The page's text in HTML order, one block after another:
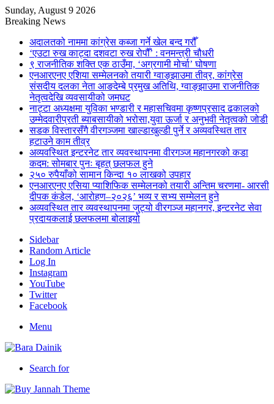
Sunday, August 9 2026
Breaking News
अदालतको नाममा कांग्रेस कब्जा गर्ने खेल बन्द गरौँ
‘एउटा रुख काट्दा दशवटा रुख रोपौँ’ : वनमन्त्री चौधरी
९ राजनीतिक शक्ति एक ठाउँमा, ‘अग्रगामी मोर्चा’ घोषणा
एनआरएनए एशिया सम्मेलनको तयारी ग्वाङ्झाउमा तीव्र, कांग्रेस
संसदीय दलका नेता आङदेम्बे प्रमुख अतिथि, ग्वाङ्झाउमा राजनीतिक
नेतृत्वदेखि व्यवसायीको जमघट
नाट्टा अध्यक्षमा युविका भण्डारी र महासचिवमा कृष्णप्रसाद ढकालको
उम्मेदवारीप्रती ब्याबसायीको भरोसा,युवा ऊर्जा र अनुभवी नेतृत्वको जोडी
सडक विस्तारसँगै वीरगञ्जमा खाल्डाखुल्डी पुर्ने र अव्यवस्थित तार
हटाउने काम तीव्र
अव्यवस्थित इन्टरनेट तार व्यवस्थापनमा वीरगञ्ज महानगरको कडा
कदम: सोमबार पुनः बृहत् छलफल हुने
२५० रुपैयाँको सामान किन्दा १० लाखको उपहार
एनआरएनए एसिया प्याशिफिक सम्मेलनको तयारी अन्तिम चरणमा- आरसी
दीपक कंडेल, ‘आरोहण–२०२६’ भव्य र सभ्य सम्मेलन हुने
अव्यवस्थित तार व्यवस्थापनमा जुट्यो वीरगञ्ज महानगर, इन्टरनेट सेवा
प्रदायकलाई छलफलमा बोलाइयो
Sidebar
Random Article
Log In
Instagram
YouTube
Twitter
Facebook
Menu
Search for